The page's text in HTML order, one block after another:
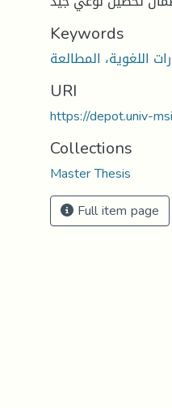
Keywords
URI
https://depot.univ-
Collections
Master Thesis
Full item page